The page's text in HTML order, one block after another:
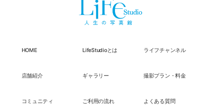
HOME LifeStudioとは ライフチャンネル
店舗紹介 ギャラリー 撮影プラン・料金
コミュニティ ご利用の流れ よくある質問